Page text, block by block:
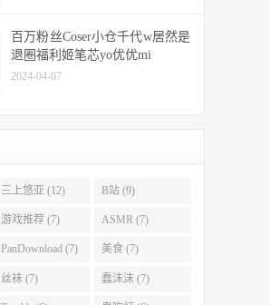
百万粉丝Coser小仓千代w居然是
退圈福利姬笔芯yo优优mi
2024-04-07
三上悠亚 (12) B站 (9)
游戏推荐 (7) ASMR (7)
PanDownload (7) 美食 (7)
丝袜 (7) 蠢沫沫 (7)